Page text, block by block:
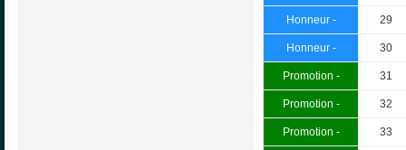
Honneur - 29
Honneur - 30
Promotion - 31
Promotion - 32
Promotion - 33